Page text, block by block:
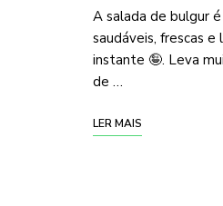
A salada de bulgur
saudáveis, frescas
instante 🤪. Leva
de …
LER MAIS